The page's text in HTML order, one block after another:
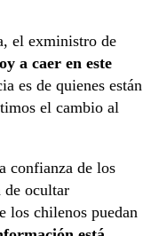
el exministro de
a caer en este
es de quienes están
el cambio al
confianza de los
de ocultar
los chilenos puedan